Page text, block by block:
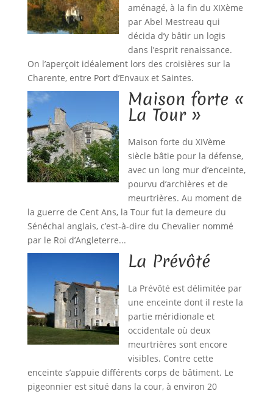
aménagé, à la fin du XIXème
par Abel Mestreau qui
décida d’y bâtir un logis
dans l’esprit renaissance.
On l’aperçoit idéalement lors des croisières sur la
Charente, entre Port d’Envaux et Saintes.
Maison forte «
La Tour »
Maison forte du XIVème
siècle bâtie pour la défense,
avec un long mur d’enceinte,
pourvu d’archières et de
meurtrières. Au moment de
la guerre de Cent Ans, la Tour fut la demeure du
Sénéchal anglais, c’est-à-dire du Chevalier nommé
par le Roi d’Angleterre...
La Prévôté
La Prévôté est délimitée par
une enceinte dont il reste la
partie méridionale et
occidentale où deux
meurtrières sont encore
visibles. Contre cette
enceinte s’appuie différents corps de bâtiment. Le
pigeonnier est situé dans la cour, à environ 20